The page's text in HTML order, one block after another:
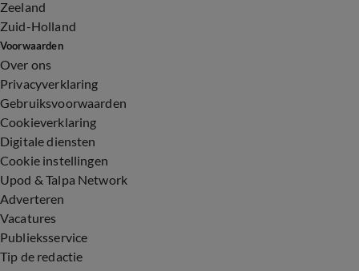
Zeeland
Zuid-Holland
Voorwaarden
Over ons
Privacyverklaring
Gebruiksvoorwaarden
Cookieverklaring
Digitale diensten
Cookie instellingen
Upod & Talpa Network
Adverteren
Vacatures
Publieksservice
Tip de redactie